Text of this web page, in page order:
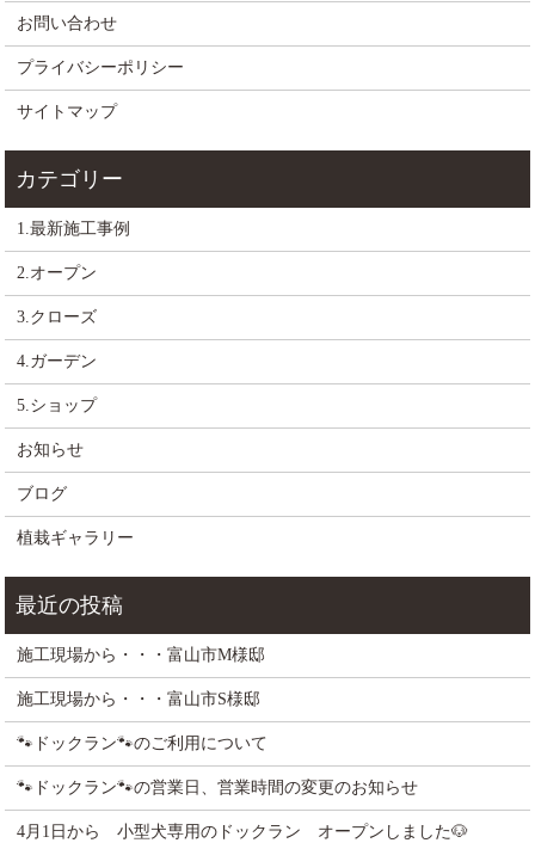
お問い合わせ
プライバシーポリシー
サイトマップ
1.最新施工事例
2.オープン
3.クローズ
4.ガーデン
5.ショップ
お知らせ
ブログ
植栽ギャラリー
施工現場から・・・富山市M様邸
施工現場から・・・富山市S様邸
🐾ドックラン🐾のご利用について
🐾ドックラン🐾の営業日、営業時間の変更のお知らせ
4月1日から 小型犬専用のドックラン オープンしました🐶